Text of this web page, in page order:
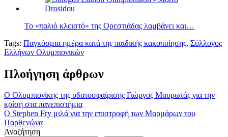
Το «παλιό κλειστό» της Ορεστιάδας λαμβάνει και…
Tags: Παγκόσμια ημέρα κατά της παιδικής κακοποίησης, Σύλλογος
Ελλήνων Ολυμπιονικών
Πλοήγηση άρθρων
Ο Ολυμπιονίκης της υδατοσφαίρισης Γιώργος Μαυρωτάς για την
κρίση στα πανεπιστήμια
Ο Stephen Fry μιλά για την επιστροφή των Μαρμάρων του
Παρθενώνα
Αναζήτηση